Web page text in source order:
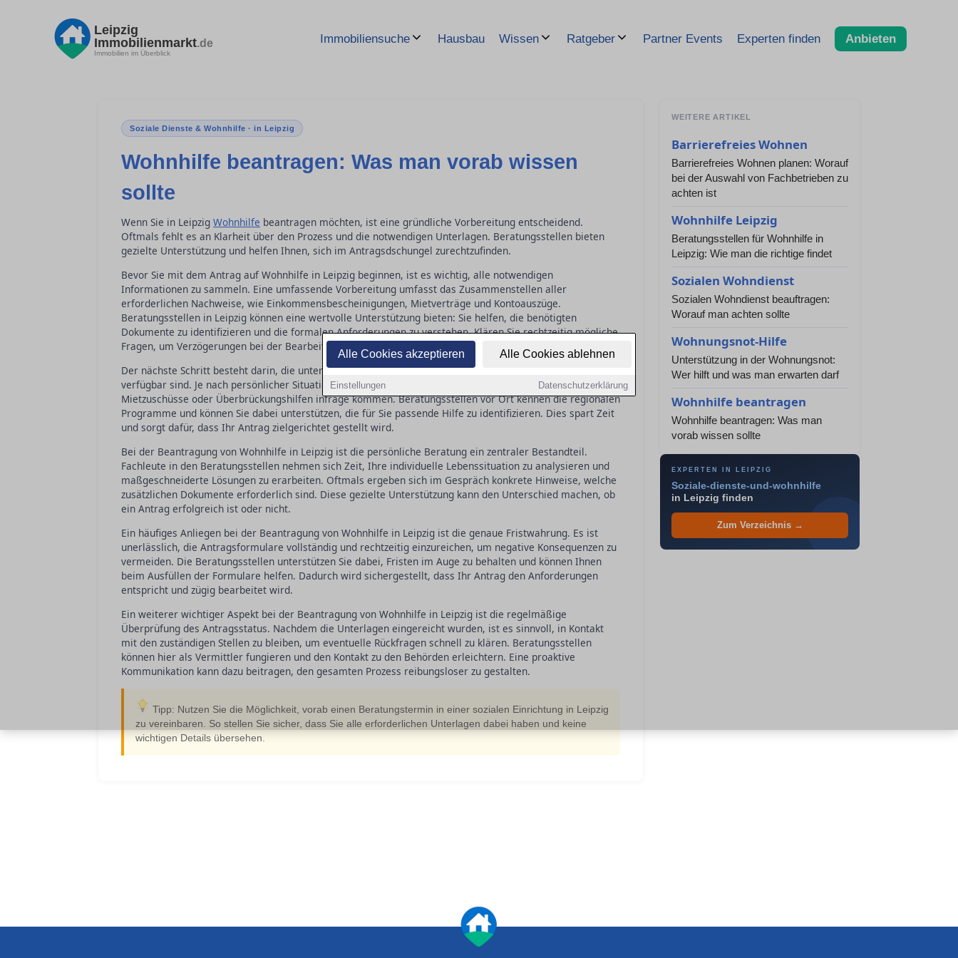
Alle Cookies akzeptieren Alle Cookies ablehnen
Einstellungen Datenschutzerklärung
Leipzig
Immobilienmarkt.de
Immobilien im Überblick
Immobiliensuche Hausbau Wissen Ratgeber Partner Events Experten finden Anbieten
Soziale Dienste & Wohnhilfe · in Leipzig
Wohnhilfe beantragen: Was man vorab wissen
sollte
Wenn Sie in Leipzig Wohnhilfe beantragen möchten, ist eine gründliche Vorbereitung entscheidend.
Oftmals fehlt es an Klarheit über den Prozess und die notwendigen Unterlagen. Beratungsstellen bieten
gezielte Unterstützung und helfen Ihnen, sich im Antragsdschungel zurechtzufinden.
Bevor Sie mit dem Antrag auf Wohnhilfe in Leipzig beginnen, ist es wichtig, alle notwendigen
Informationen zu sammeln. Eine umfassende Vorbereitung umfasst das Zusammenstellen aller
erforderlichen Nachweise, wie Einkommensbescheinigungen, Mietverträge und Kontoauszüge.
Beratungsstellen in Leipzig können eine wertvolle Unterstützung bieten: Sie helfen, die benötigten
Dokumente zu identifizieren und die formalen Anforderungen zu verstehen. Klären Sie rechtzeitig mögliche
Fragen, um Verzögerungen bei der Bearbeitung zu vermeiden.
Der nächste Schritt besteht darin, die unterschiedlichen Formen der Wohnhilfe zu verstehen, die in Leipzig
verfügbar sind. Je nach persönlicher Situation können verschiedene Arten von Unterstützung wie
Mietzuschüsse oder Überbrückungshilfen infrage kommen. Beratungsstellen vor Ort kennen die regionalen
Programme und können Sie dabei unterstützen, die für Sie passende Hilfe zu identifizieren. Dies spart Zeit
und sorgt dafür, dass Ihr Antrag zielgerichtet gestellt wird.
Bei der Beantragung von Wohnhilfe in Leipzig ist die persönliche Beratung ein zentraler Bestandteil.
Fachleute in den Beratungsstellen nehmen sich Zeit, Ihre individuelle Lebenssituation zu analysieren und
maßgeschneiderte Lösungen zu erarbeiten. Oftmals ergeben sich im Gespräch konkrete Hinweise, welche
zusätzlichen Dokumente erforderlich sind. Diese gezielte Unterstützung kann den Unterschied machen, ob
ein Antrag erfolgreich ist oder nicht.
Ein häufiges Anliegen bei der Beantragung von Wohnhilfe in Leipzig ist die genaue Fristwahrung. Es ist
unerlässlich, die Antragsformulare vollständig und rechtzeitig einzureichen, um negative Konsequenzen zu
vermeiden. Die Beratungsstellen unterstützen Sie dabei, Fristen im Auge zu behalten und können Ihnen
beim Ausfüllen der Formulare helfen. Dadurch wird sichergestellt, dass Ihr Antrag den Anforderungen
entspricht und zügig bearbeitet wird.
Ein weiterer wichtiger Aspekt bei der Beantragung von Wohnhilfe in Leipzig ist die regelmäßige
Überprüfung des Antragsstatus. Nachdem die Unterlagen eingereicht wurden, ist es sinnvoll, in Kontakt
mit den zuständigen Stellen zu bleiben, um eventuelle Rückfragen schnell zu klären. Beratungsstellen
können hier als Vermittler fungieren und den Kontakt zu den Behörden erleichtern. Eine proaktive
Kommunikation kann dazu beitragen, den gesamten Prozess reibungsloser zu gestalten.
Tipp: Nutzen Sie die Möglichkeit, vorab einen Beratungstermin in einer sozialen Einrichtung in Leipzig
zu vereinbaren. So stellen Sie sicher, dass Sie alle erforderlichen Unterlagen dabei haben und keine
wichtigen Details übersehen.
WEITERE ARTIKEL
Barrierefreies Wohnen
Barrierefreies Wohnen planen: Worauf
bei der Auswahl von Fachbetrieben zu
achten ist
Wohnhilfe Leipzig
Beratungsstellen für Wohnhilfe in
Leipzig: Wie man die richtige findet
Sozialen Wohndienst
Sozialen Wohndienst beauftragen:
Worauf man achten sollte
Wohnungsnot-Hilfe
Unterstützung in der Wohnungsnot:
Wer hilft und was man erwarten darf
Wohnhilfe beantragen
Wohnhilfe beantragen: Was man
vorab wissen sollte
EXPERTEN IN LEIPZIG
Soziale-dienste-und-wohnhilfe
in Leipzig finden
Zum Verzeichnis →